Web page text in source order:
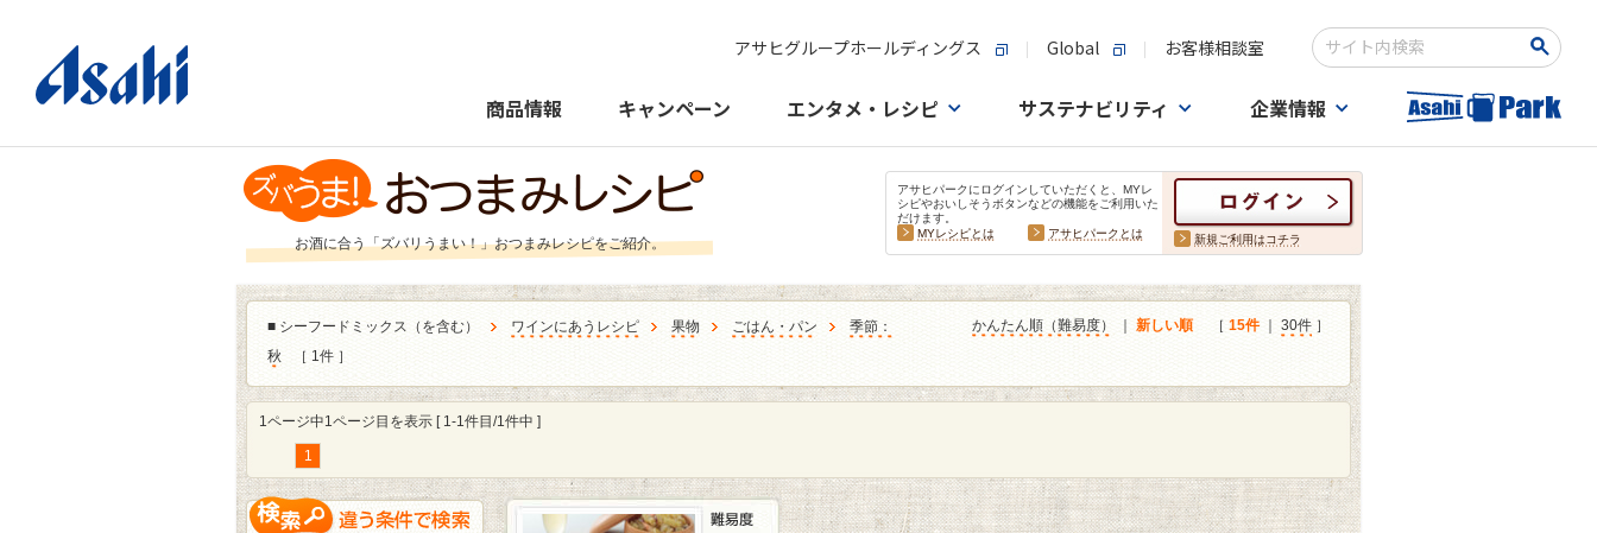
アサヒグループホールディングス Global お客様相談室
検索キーワード入力
商品情報 キャンペーン エンタメ・レシピ サステナビリティ 企業情報
お酒に合う「ズバリうまい！」おつまみレシピをご紹介。
アサヒパークにログインしていただくと、MYレ
シピやおいしそうボタンなどの機能をご利用いた
だけます。
MYレシピとは
アサヒパークとは 新規ご利用はコチラ
■ シーフードミックス（を含む） ワインにあうレシピ 果物 ごはん・パン
季節：
秋
［ 1件 ］
かんたん順（難易度） 新しい順 ［ 15件｜ 30件 ］
1ページ中1ページ目を表示 [ 1-1件目/1件中 ]
1